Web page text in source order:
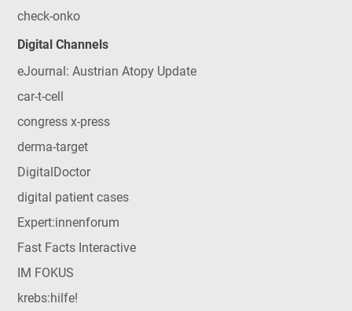
check-onko
Digital Channels
eJournal: Austrian Atopy Update
car-t-cell
congress x-press
derma-target
DigitalDoctor
digital patient cases
Expert:innenforum
Fast Facts Interactive
IM FOKUS
krebs:hilfe!